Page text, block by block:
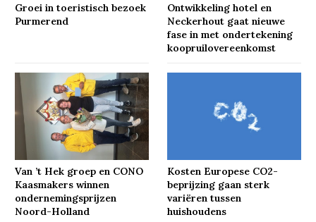
Groei in toeristisch bezoek
Purmerend
Ontwikkeling hotel en
Neckerhout gaat nieuwe
fase in met ondertekening
koopruilovereenkomst
Van ’t Hek groep en CONO
Kaasmakers winnen
ondernemingsprijzen
Noord-Holland
Kosten Europese CO2-
beprijzing gaan sterk
variëren tussen
huishoudens